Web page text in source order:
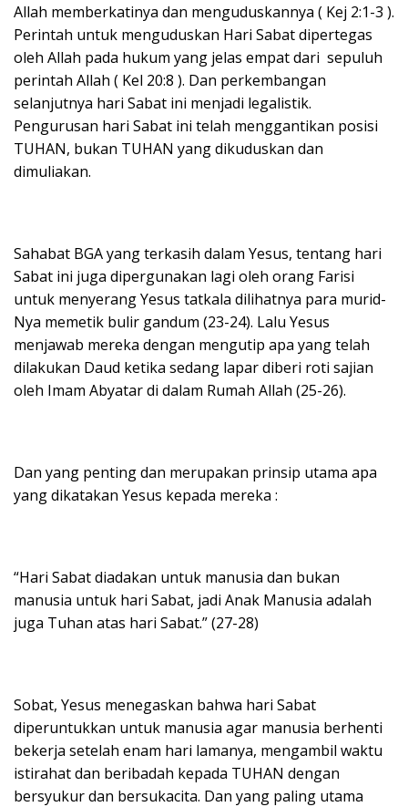
Allah memberkatinya dan menguduskannya ( Kej 2:1-3 ).
Perintah untuk menguduskan Hari Sabat dipertegas
oleh Allah pada hukum yang jelas empat dari sepuluh
perintah Allah ( Kel 20:8 ). Dan perkembangan
selanjutnya hari Sabat ini menjadi legalistik.
Pengurusan hari Sabat ini telah menggantikan posisi
TUHAN, bukan TUHAN yang dikuduskan dan
dimuliakan.
Sahabat BGA yang terkasih dalam Yesus, tentang hari
Sabat ini juga dipergunakan lagi oleh orang Farisi
untuk menyerang Yesus tatkala dilihatnya para murid-
Nya memetik bulir gandum (23-24). Lalu Yesus
menjawab mereka dengan mengutip apa yang telah
dilakukan Daud ketika sedang lapar diberi roti sajian
oleh Imam Abyatar di dalam Rumah Allah (25-26).
Dan yang penting dan merupakan prinsip utama apa
yang dikatakan Yesus kepada mereka :
“Hari Sabat diadakan untuk manusia dan bukan
manusia untuk hari Sabat, jadi Anak Manusia adalah
juga Tuhan atas hari Sabat.” (27-28)
Sobat, Yesus menegaskan bahwa hari Sabat
diperuntukkan untuk manusia agar manusia berhenti
bekerja setelah enam hari lamanya, mengambil waktu
istirahat dan beribadah kepada TUHAN dengan
bersyukur dan bersukacita. Dan yang paling utama